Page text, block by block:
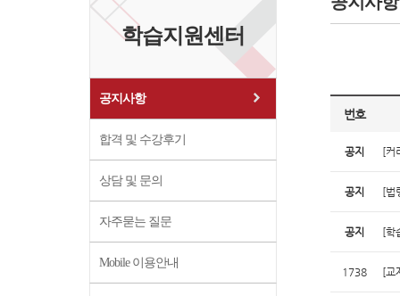
학습지원센터
공지사항
합격 및 수강후기
상담 및 문의
자주묻는 질문
Mobile 이용안내
번호
공지 [커
공지 [법
공지 [학
1738 [교